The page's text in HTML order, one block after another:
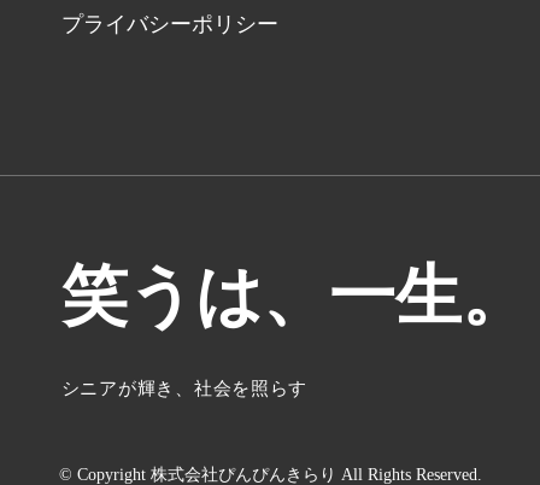
プライバシーポリシー
笑うは、一生。
シニアが輝き、社会を照らす
© Copyright 株式会社ぴんぴんきらり All Rights Reserved.